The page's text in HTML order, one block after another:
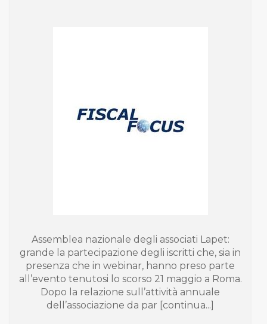
Assemblea nazionale degli associati Lapet:
grande la partecipazione degli iscritti che, sia in
presenza che in webinar, hanno preso parte
all’evento tenutosi lo scorso 21 maggio a Roma.
Dopo la relazione sull’attività annuale
dell’associazione da par [continua...]